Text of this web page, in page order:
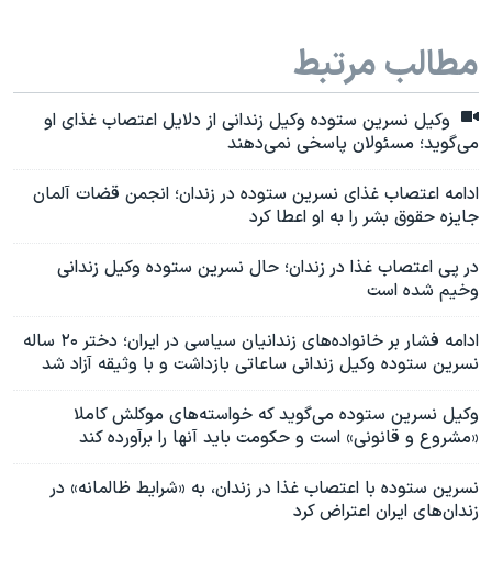
مطالب مرتبط
وکیل نسرین ستوده وکیل زندانی از دلایل اعتصاب غذای او
می‌گوید؛ مسئولان پاسخی نمی‌دهند
ادامه اعتصاب غذای نسرین ستوده در زندان؛ انجمن قضات آلمان
جایزه حقوق بشر را به او اعطا کرد
در پی اعتصاب غذا در زندان؛ حال نسرین ستوده وکیل زندانی
وخیم شده است
ادامه فشار بر خانواده‌های زندانیان سیاسی در ایران؛ دختر ۲۰ ساله
نسرین ستوده وکیل زندانی ساعاتی بازداشت و با وثیقه آزاد شد
وکیل نسرین ستوده می‌گوید که خواسته‌های موکلش کاملا
«مشروع و قانونی» است و حکومت باید آنها را برآورده کند
نسرین ستوده با اعتصاب غذا در زندان،‌ به «شرایط ظالمانه» در
زندان‌های ایران اعتراض کرد